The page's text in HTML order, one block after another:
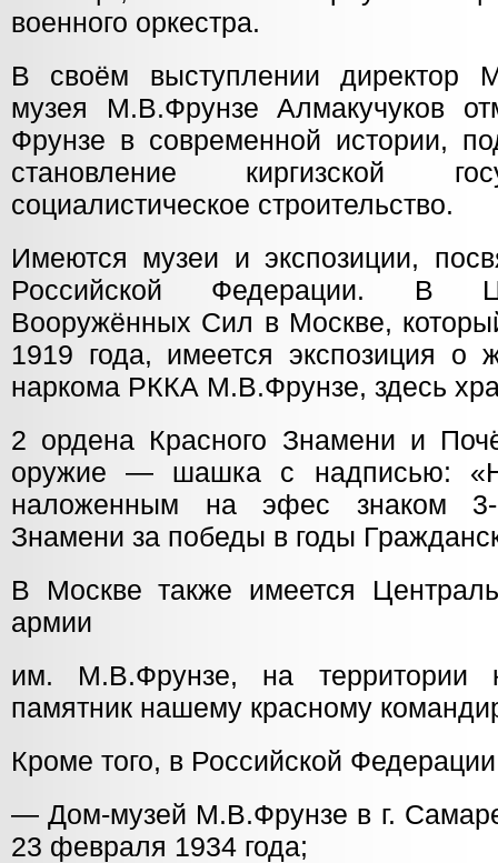
военного оркестра.
В своём выступлении директор
музея М.В.Фрунзе Алмакучуков
Фрунзе в современной истории,
становление киргизской
социалистическое строительство.
Имеются музеи и экспозиции,
Российской Федерации. В
Вооружённых Сил в Москве,
1919 года, имеется экспозиция о
наркома РККА М.В.Фрунзе, здесь
2 ордена Красного Знамени и
оружие — шашка с надписью:
наложенным на эфес знаком 3-
Знамени за победы в годы
В Москве также имеется
армии
им. М.В.Фрунзе, на территории
памятник нашему красному
Кроме того, в Российской
— Дом-музей М.В.Фрунзе в г.
23 февраля 1934 года;